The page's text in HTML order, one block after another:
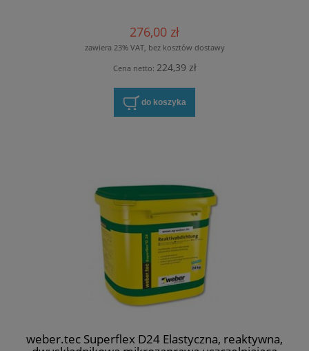
276,00 zł
zawiera 23% VAT, bez kosztów dostawy
Cena netto: 224,39 zł
do koszyka
weber.tec Superflex D24 Elastyczna, reaktywna,